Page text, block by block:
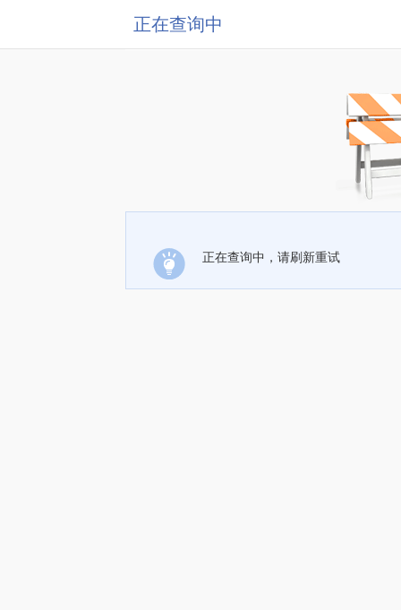
正在查询中
正在查询中，请刷新重试